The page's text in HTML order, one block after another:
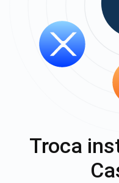
Troca